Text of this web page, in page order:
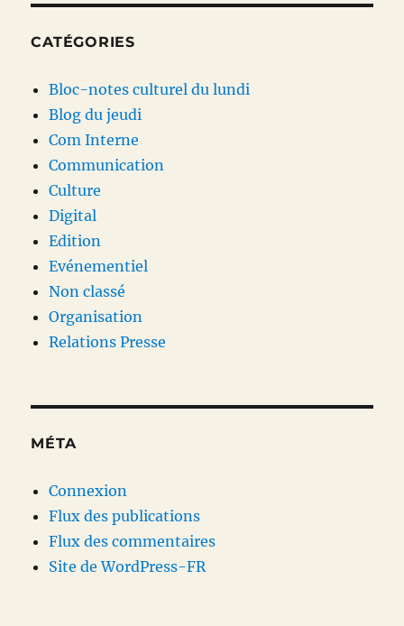
CATÉGORIES
Bloc-notes culturel du lundi
Blog du jeudi
Com Interne
Communication
Culture
Digital
Edition
Evénementiel
Non classé
Organisation
Relations Presse
MÉTA
Connexion
Flux des publications
Flux des commentaires
Site de WordPress-FR